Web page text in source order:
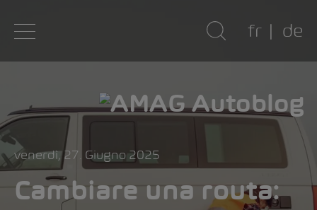
fr de
venerdì, 27. Giugno 2025
Cambiare una routa: